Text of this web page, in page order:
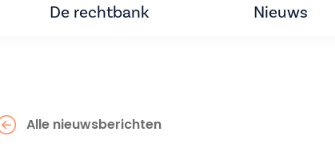
De rechtbank Nieuws
Alle nieuwsberichten